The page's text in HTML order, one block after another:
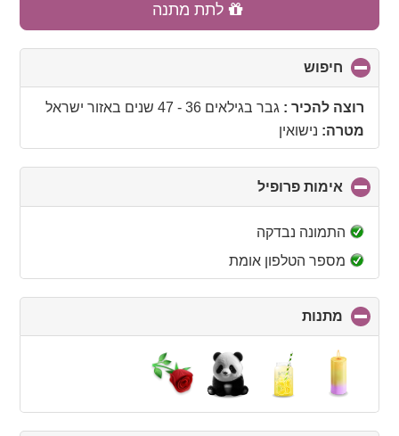
לתת מתנה
חיפוש
to
collapseרוצה להכיר : גבר בגילאים 36 - 47 שנים באזור ישראל
מטרה: נישואין
אימות פרופיל
to
התמונה נבדקה
מספר הטלפון אומת
מתנות
to
collapse
contents